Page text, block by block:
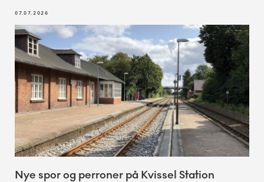
07.07.2026
Nye spor og perroner på Kvissel Station